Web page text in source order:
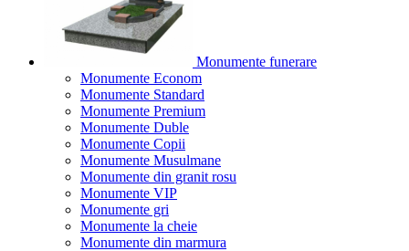
Monumente funerare
Monumente Econom
Monumente Standard
Monumente Premium
Monumente Duble
Monumente Copii
Monumente Musulmane
Monumente din granit rosu
Monumente VIP
Monumente gri
Monumente la cheie
Monumente din marmura